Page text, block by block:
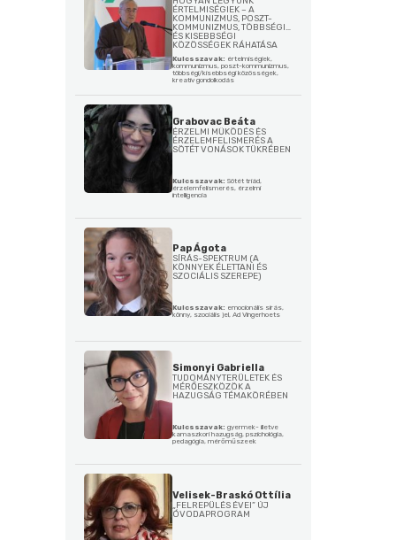
ÉRTELMISÉGIEK – A
KOMMUNIZMUS, POSZT-
KOMMUNIZMUS, TÖBBSÉGI
ÉS KISEBBSÉGI
KÖZÖSSÉGEK RÁHATÁSA
Kulcsszavak: értelmiségiek,
kommunizmus, poszt-kommunizmus,
többségi/kisebbségi közösségek,
kreatív gondolkodás
Grabovac Beáta
ÉRZELMI MŰKÖDÉS ÉS
ÉRZELEMFELISMERÉS A
SÖTÉT VONÁSOK TÜKRÉBEN
Kulcsszavak: Sötét triád,
érzelemfelismerés, érzelmi
intelligencia
Pap Ágota
SÍRÁS-SPEKTRUM (A
KÖNNYEK ÉLETTANI ÉS
SZOCIÁLIS SZEREPE)
Kulcsszavak: emocionális sírás,
könny, szociális jel, Ad Vingerhoets
Simonyi Gabriella
TUDOMÁNYTERÜLETEK ÉS
MÉRŐESZKÖZÖK A
HAZUGSÁG TÉMAKÖRÉBEN
Kulcsszavak: gyermek- illetve
kamaszkori hazugság, pszichológia,
pedagógia, mérőműszeek
Velisek-Braskó Ottília
„FELREPÜLÉS ÉVEI” ÚJ
ÓVODAPROGRAM